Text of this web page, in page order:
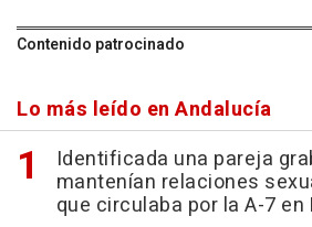
Contenido patrocinado
Lo más leído en Andalucía
Identificada una pareja
mantenían relaciones
que circulaba por la A-7 en